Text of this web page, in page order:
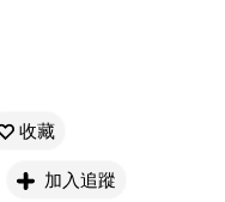
收藏
加入追蹤